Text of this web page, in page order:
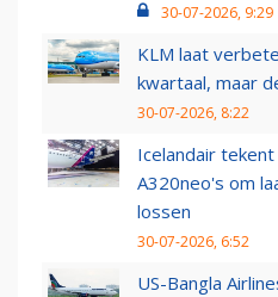
30-07-2026, 9:29
KLM laat
kwartaal, maar
30-07-2026, 8:22
Icelandair
A320neo's om
lossen
30-07-2026, 6:52
US-Bangla